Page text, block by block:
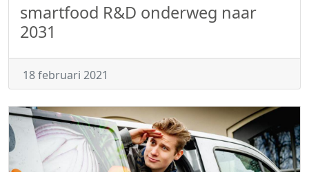
smartfood R&D onderweg naar
2031
18 februari 2021